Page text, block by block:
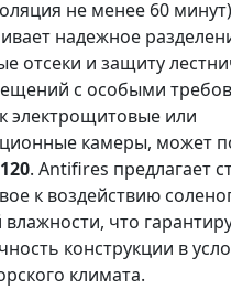
не менее 60
надежное
отсеки и защиту
с особыми
электрощитовые или
камеры, может
. Antifires предлагает
к воздействию
что
конструкции в
климата.